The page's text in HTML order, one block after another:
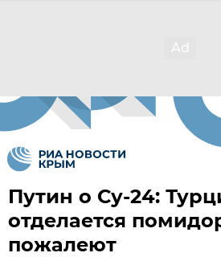
Путин о Су-24:
отделается
пожалеют